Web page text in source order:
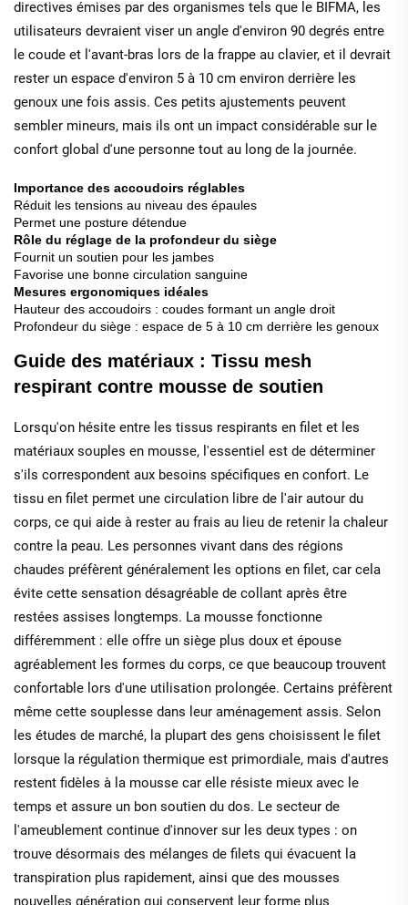
directives émises par des organismes tels que le BIFMA, les
utilisateurs devraient viser un angle d'environ 90 degrés entre
le coude et l'avant-bras lors de la frappe au clavier, et il devrait
rester un espace d'environ 5 à 10 cm environ derrière les
genoux une fois assis. Ces petits ajustements peuvent
sembler mineurs, mais ils ont un impact considérable sur le
confort global d'une personne tout au long de la journée.
Importance des accoudoirs réglables
Réduit les tensions au niveau des épaules
Permet une posture détendue
Rôle du réglage de la profondeur du siège
Fournit un soutien pour les jambes
Favorise une bonne circulation sanguine
Mesures ergonomiques idéales
Hauteur des accoudoirs : coudes formant un angle droit
Profondeur du siège : espace de 5 à 10 cm derrière les genoux
Guide des matériaux : Tissu mesh
respirant contre mousse de soutien
Lorsqu'on hésite entre les tissus respirants en filet et les
matériaux souples en mousse, l'essentiel est de déterminer
s'ils correspondent aux besoins spécifiques en confort. Le
tissu en filet permet une circulation libre de l'air autour du
corps, ce qui aide à rester au frais au lieu de retenir la chaleur
contre la peau. Les personnes vivant dans des régions
chaudes préfèrent généralement les options en filet, car cela
évite cette sensation désagréable de collant après être
restées assises longtemps. La mousse fonctionne
différemment : elle offre un siège plus doux et épouse
agréablement les formes du corps, ce que beaucoup trouvent
confortable lors d'une utilisation prolongée. Certains préfèrent
même cette souplesse dans leur aménagement assis. Selon
les études de marché, la plupart des gens choisissent le filet
lorsque la régulation thermique est primordiale, mais d'autres
restent fidèles à la mousse car elle résiste mieux avec le
temps et assure un bon soutien du dos. Le secteur de
l'ameublement continue d'innover sur les deux types : on
trouve désormais des mélanges de filets qui évacuent la
transpiration plus rapidement, ainsi que des mousses
nouvelles génération qui conservent leur forme plus